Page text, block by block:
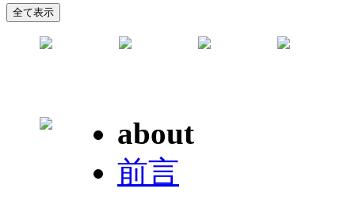
about
前言